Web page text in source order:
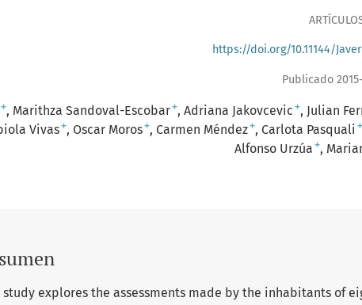
https://doi.org/10.11144/
Publicado
+ Marithza Sandoval-Escobar+ Adriana Jakovcevic + Julian
Vivas+ Oscar Moros+ Carmen Méndez+ Carlota Pasquali +
Alfonso Urzúa +
study explores the assessments made by the inhabitants of